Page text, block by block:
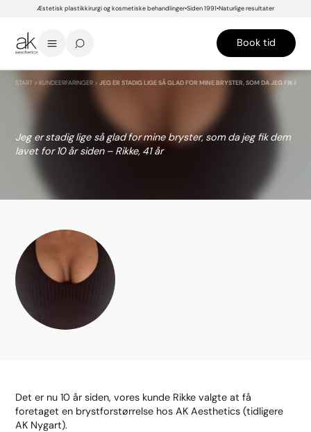
Æstetisk plastikkirurgi og kosmetiske behandlinger Siden 1991 Naturlige resultater
Book tid
START >KUNDEERFARINGER >JEG ER STADIG LIGE SÅ GLAD FOR MINE BRYSTER, SOM DA JEG FIK DEM
Jeg er stadig lige så glad for mine bryster, som da jeg fik dem
lavet for 10 år siden – Rikke, 41 år
Det er nu 10 år siden, vores kunde Rikke valgte at få
foretaget en brystforstørrelse hos AK Aesthetics (tidligere
AK Nygart).